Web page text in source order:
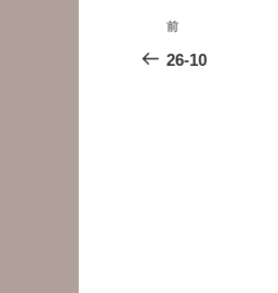
投
稿
前
の
前
26-10